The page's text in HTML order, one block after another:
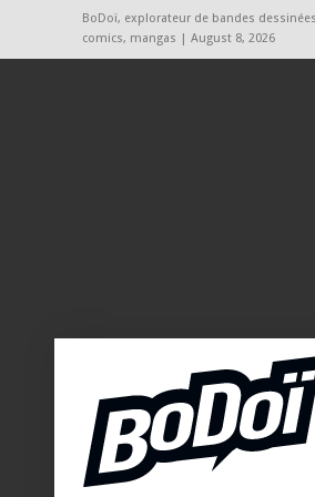
BoDoï, explorateur de bandes
comics, mangas | August 8, 2026